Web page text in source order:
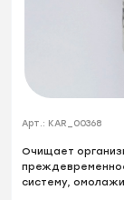
Арт.: KAR_00368
Очищает
систему,